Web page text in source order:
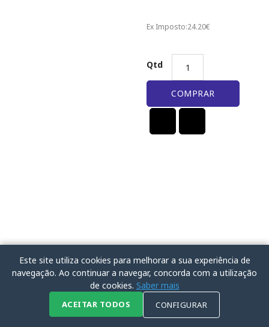
Ex Imposto:24.20€
Qtd
COMPRAR
Este site utiliza cookies para melhorar a sua experiência de
navegação. Ao continuar a navegar, concorda com a utilização
de cookies. Saber mais
ACEITAR TODOS CONFIGURAR